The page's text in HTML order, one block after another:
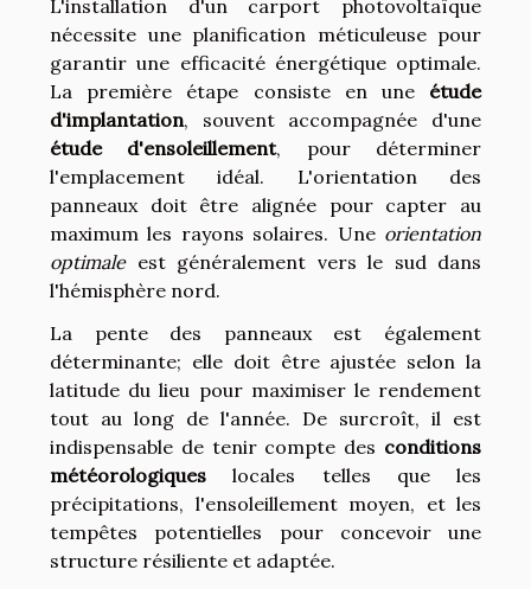
L'installation d'un carport photovoltaïque
nécessite une planification méticuleuse pour
garantir une efficacité énergétique optimale.
La première étape consiste en une étude
d'implantation, souvent accompagnée d'une
étude d'ensoleillement, pour déterminer
l'emplacement idéal. L'orientation des
panneaux doit être alignée pour capter au
maximum les rayons solaires. Une orientation
optimaleest généralement vers le sud dans
l'hémisphère nord.
La pente des panneaux est également
déterminante; elle doit être ajustée selon la
latitude du lieu pour maximiser le rendement
tout au long de l'année. De surcroît, il est
indispensable de tenir compte des conditions
météorologiques locales telles que les
précipitations, l'ensoleillement moyen, et les
tempêtes potentielles pour concevoir une
structure résiliente et adaptée.